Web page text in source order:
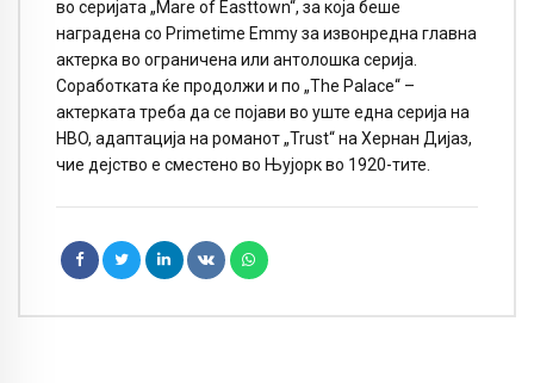
во серијата „Mare of Easttown“, за која беше
наградена со Primetime Emmy за извонредна главна
актерка во ограничена или антолошка серија.
Соработката ќе продолжи и по „The Palace“ –
актерката треба да се појави во уште една серија на
HBO, адаптација на романот „Trust“ на Хернан Дијаз,
чие дејство е сместено во Њујорк во 1920-тите.